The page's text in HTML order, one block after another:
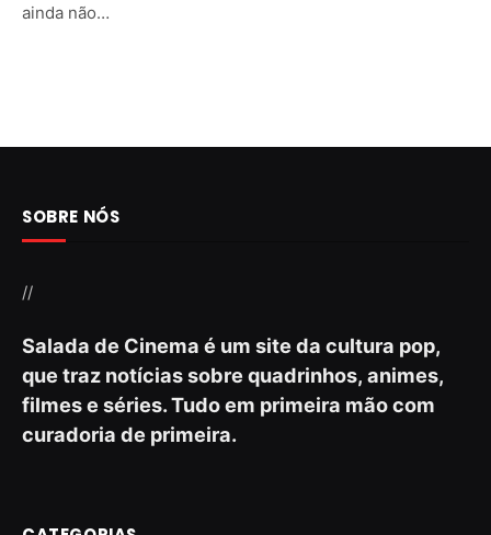
ainda não…
SOBRE NÓS
//
Salada de Cinema é um site da cultura pop,
que traz notícias sobre quadrinhos, animes,
filmes e séries. Tudo em primeira mão com
curadoria de primeira.